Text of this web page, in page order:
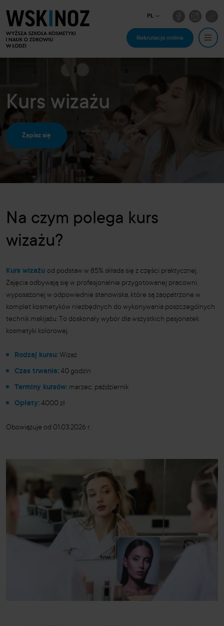
PL
Rekrutacja online
Kurs wizażu
Zapisz się
Na czym polega kurs
wizażu?
Kurs wizażu od podstaw w 85% składa się z części praktycznej.
Zajęcia odbywają się w profesjonalnie przygotowanej pracowni,
wyposażonej w odpowiednie stanowiska, które są zaopatrzone w
komplet kosmetyków niezbędnych do wykonywania poszczególnych
technik makijażu. To doskonały wybór dla wszystkich pasjonatek
kosmetyki kolorowej.
Rodzaj kursu: Wizaż
Czas trwania:40 godzin
Terminy kursów: marzec, październik
Opłaty:4000 zł
Obowiązuje od 01.03.2026 r.